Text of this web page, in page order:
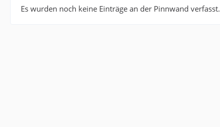
Es wurden noch keine Einträge an der Pinnwand verfasst.